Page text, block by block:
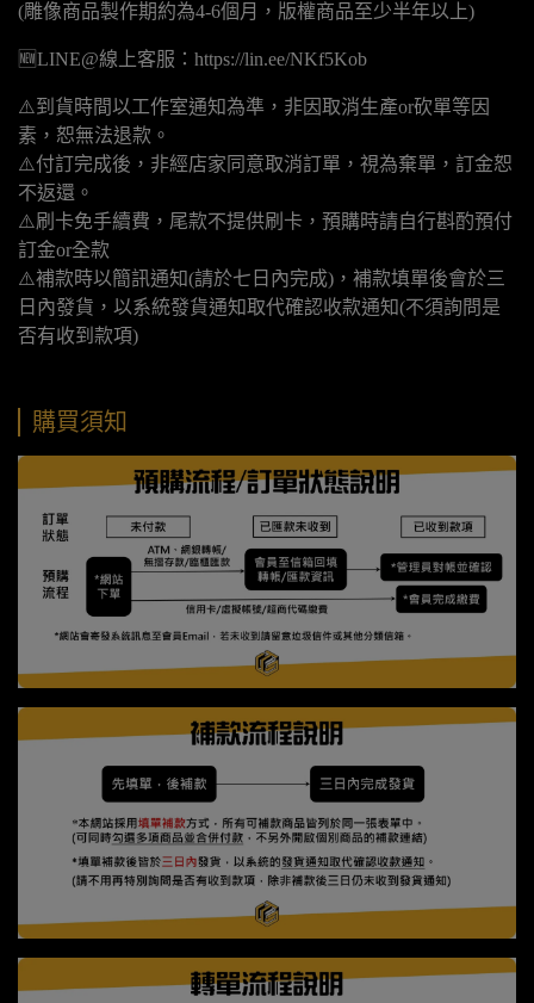
(雕像商品製作期約為4-6個月，版權商品至少半年以上)
🆕LINE@線上客服：https://lin.ee/NKf5Kob
⚠️到貨時間以工作室通知為準，非因取消生產or砍單等因
素，恕無法退款。
⚠️付訂完成後，非經店家同意取消訂單，視為棄單，訂金恕
不返還。
⚠️刷卡免手續費，尾款不提供刷卡，預購時請自行斟酌預付
訂金or全款
⚠️補款時以簡訊通知(請於七日內完成)，補款填單後會於三
日內發貨，以系統發貨通知取代確認收款通知(不須詢問是
否有收到款項)
購買須知